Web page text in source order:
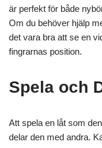
är perfekt för både
Om du behöver hjälp
det vara bra att se en
fingrarnas position.
Spela och
Att spela en låt som
delar den med andra.